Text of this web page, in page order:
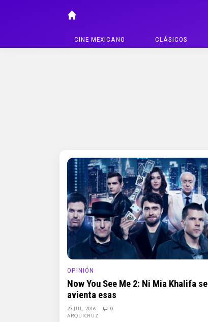
CINE MEXICANO CLÁSICOS
OPINIÓN
Now You See Me 2: Ni Mia Khalifa se
avienta esas
23 JUL, 2016
0
ARQUICRUZ